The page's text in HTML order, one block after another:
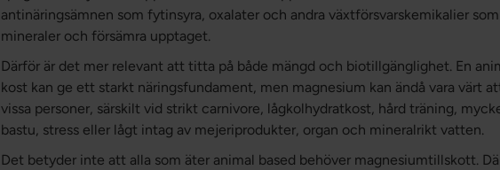
antinäringsämnen som fytinsyra, oxalater och andra växtförsvarskemikalier
mineraler och försämra upptaget.
Därför är det mer relevant att titta på både mängd och biotillgänglighet. En
kost kan ge ett starkt näringsfundament, men magnesium kan ändå vara värt
vissa personer, särskilt vid strikt carnivore, lågkolhydratkost, hård träning,
bastu, stress eller lågt intag av mejeriprodukter, organ och mineralrikt vatten.
Det betyder inte att alla som äter animal based behöver magnesiumtillskott.